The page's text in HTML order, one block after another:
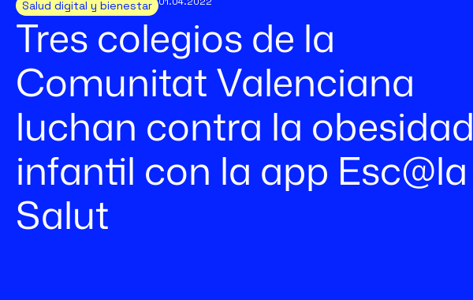
Salud digital y bienestar
Tres colegios de la
Comunitat Valenciana
luchan contra la obesidad
infantil con la app Esc@la
Salut